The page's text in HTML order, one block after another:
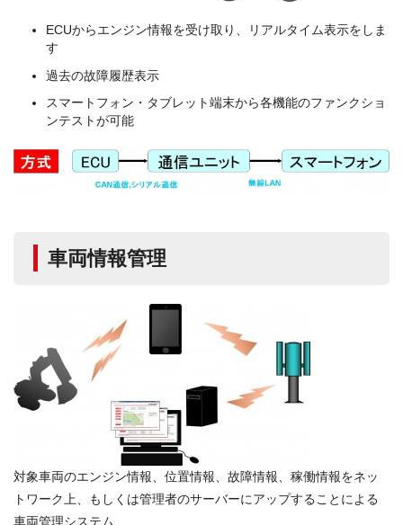
ECUからエンジン情報を受け取り、リアルタイム表示をしま
す
過去の故障履歴表示
スマートフォン・タブレット端末から各機能のファンクショ
ンテストが可能
車両情報管理
対象車両のエンジン情報、位置情報、故障情報、稼働情報をネッ
トワーク上、もしくは管理者のサーバーにアップすることによる
車両管理システム